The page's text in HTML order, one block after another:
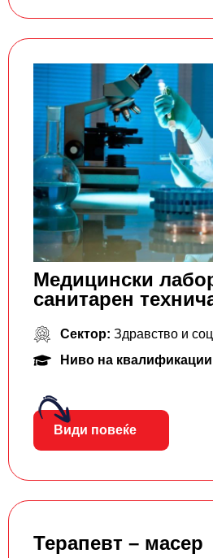
Медицински
санитарен
Сектор: Здравство и
Ниво на
Види повеќе
Терапевт – масер